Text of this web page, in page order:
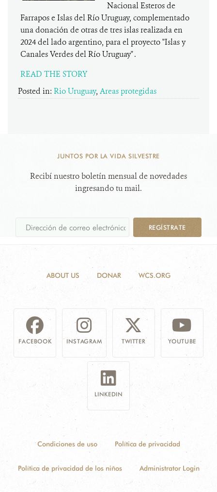
Nacional Esteros de
Farrapos e Islas del Río Uruguay, complementado
una donación de otras de tres islas realizada en
2024 del lado argentino, para el proyecto "Islas y
Canales Verdes del Río Uruguay" .
READ THE STORY
Posted in: Rio Uruguay, Areas protegidas
JUNTOS POR LA VIDA SILVESTRE
Recibí nuestro boletín mensual de novedades
ingresando tu mail.
REGÍSTRATE
ABOUT US DONAR WCS.ORG
FACEBOOK INSTAGRAM TWITTER YOUTUBE
LINKEDIN
Condiciones de uso Política de privacidad
Política de privacidad de los niños Administrator Login